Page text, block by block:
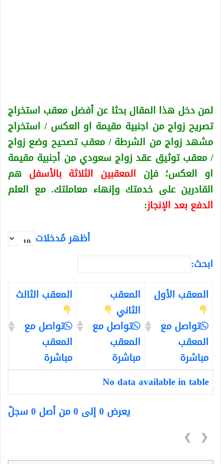
لمن دخل هذا المقال بحثا عن أفضل معقب استخراج
تصريح زواج من اجنبية مقيمة او العكس/ استخراج
مشهد زواج من الشرطة / معقب تصحيح وضع زواج
/ معقب توثيق عقد زواج سعودي من أجنبية مقيمة
او العكس؛ فإن المعقبين الثلاثة بالأسفل هم
القادرين على خدمتك وإنهاء معاملتك. مع العلم
الدفع بعد الإنجاز:
أظهر مُدخلات
ابحث:
المعقب الأول
تواصل مع
المعقب
مباشرة
المعقب
الثاني
تواصل مع
المعقب
مباشرة
المعقب الثالث
تواصل مع
المعقب
مباشرة
No data available in table
يعرض 0 إلى 0 من أصل 0 سجلّ
❮
❯